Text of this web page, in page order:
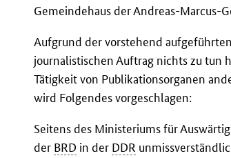
Gemeindehaus der Andreas-Marcus-
Aufgrund der vorstehend
journalistischen Auftrag nichts zu tun
Tätigkeit von Publikationsorganen
wird Folgendes vorgeschlagen:
Seitens des Ministeriums für
der BRD in der DDR